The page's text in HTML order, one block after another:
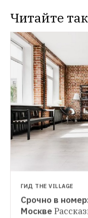
Читайте
ГИД THE VILLAGE
Срочно в
Москве